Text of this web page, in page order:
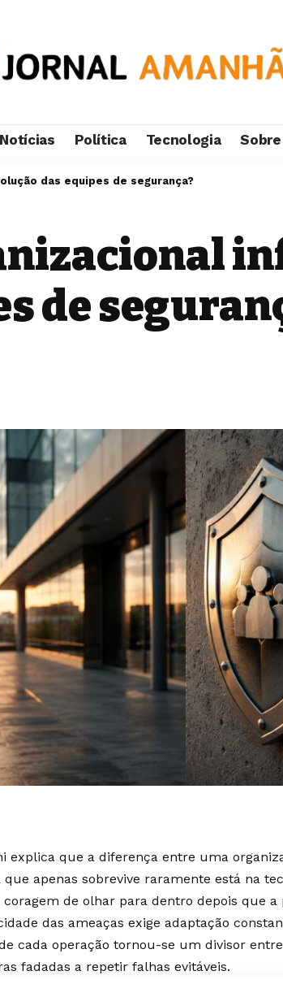
Notícias Política Tecnologia
das equipes de segurança?
de
explica que a diferença entre uma
apenas sobrevive raramente está na
de olhar para dentro depois que a
das ameaças exige adaptação
cada operação tornou-se um divisor
fadadas a repetir falhas evitáveis.